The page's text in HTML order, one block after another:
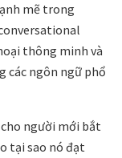
mẽ trong
thông minh và
các ngôn ngữ phổ
người mới bắt
tại sao nó đạt